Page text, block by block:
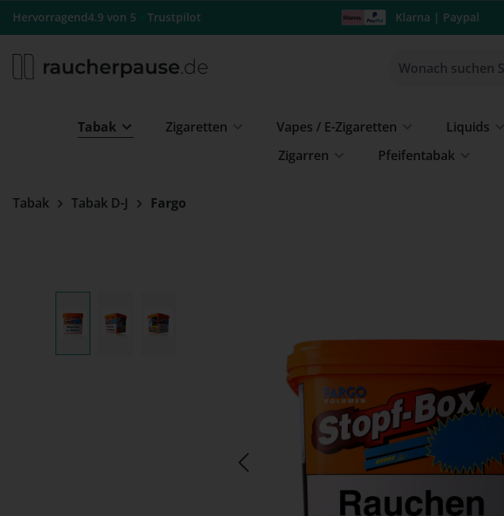
Hauptinhalt springen
Zur Suche springen
Zur Hauptnavigation springen
Hervorragend4.9 von 5 Trustpilot Klarna | Paypal
Tabak Zigaretten Vapes / E-Zigaretten Liquids
Zigarren
Pfeifentabak
Tabak Tabak D-J Fargo